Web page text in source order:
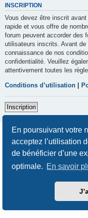
En poursuivant votre
acceptez l’utilisation
de bénéficier d’une
optimale. En savoir
INSCRIPTION
Vous devez être inscrit
rapide et vous offre de
forum peuvent accorder des
utilisateurs inscrits. Avant de
connaissance de nos
confidentialité. Veuillez
attentivement toutes les
Conditions d’utilisation
Inscription
Développé par